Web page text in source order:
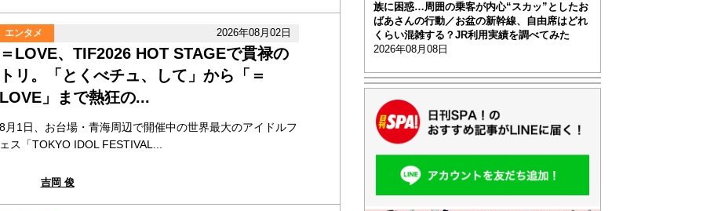
エンタメ 2026年08月02日
LOVE、TIF2026 HOT STAGEで貫禄の
リ。「とくべチュ、して」から「＝
」まで熱狂の...
月1日、お台場・青海周辺で開催中の世界最大のアイドルフ
ス「TOKYO IDOL FESTIVAL...
吉岡 俊
族に困惑…周囲の乗客が内心“スカッ”としたお
ばあさんの行動／お盆の新幹線、自由席はどれ
くらい混雑する？JR利用実績を調べてみた
2026年08月08日